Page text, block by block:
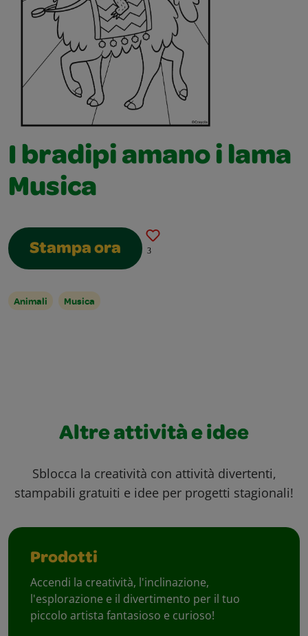
I bradipi amano i lama
Musica
Stampa ora 3
Animali Musica
Altre attività e idee
Sblocca la creatività con attività divertenti,
stampabili gratuiti e idee per progetti stagionali!
Prodotti
Accendi la creatività, l'inclinazione,
l'esplorazione e il divertimento per il tuo
piccolo artista fantasioso e curioso!